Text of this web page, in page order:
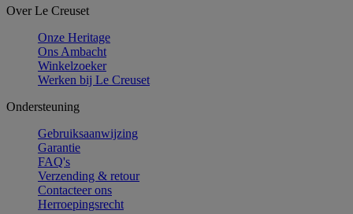
Over Le Creuset
Onze Heritage
Ons Ambacht
Winkelzoeker
Werken bij Le Creuset
Ondersteuning
Gebruiksaanwijzing
Garantie
FAQ's
Verzending & retour
Contacteer ons
Herroepingsrecht